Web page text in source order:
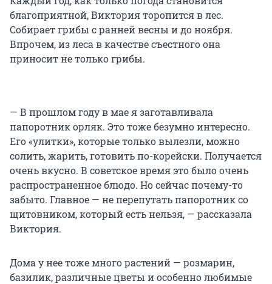
благоприятной, Виктория торопится в лес.
Собирает грибы с ранней весны и до ноября.
Впрочем, из леса в качестве съестного она
приносит не только грибы.
— В прошлом году в мае я заготавливала
папоротник орляк. Это тоже безумно интересно.
Его «улитки», которые только вылезли, можно
солить, жарить, готовить по-корейски. Получается
очень вкусно. В советское время это было очень
распространенное блюдо. Но сейчас почему-то
забыто. Главное — не перепутать папоротник со
щитовником, который есть нельзя, — рассказала
Виктория.
Дома у нее тоже много растений — розмарин,
базилик, различные цветы и особенно любимые